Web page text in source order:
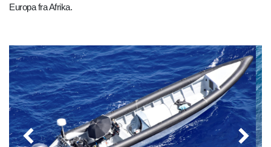
Europa fra Afrika.